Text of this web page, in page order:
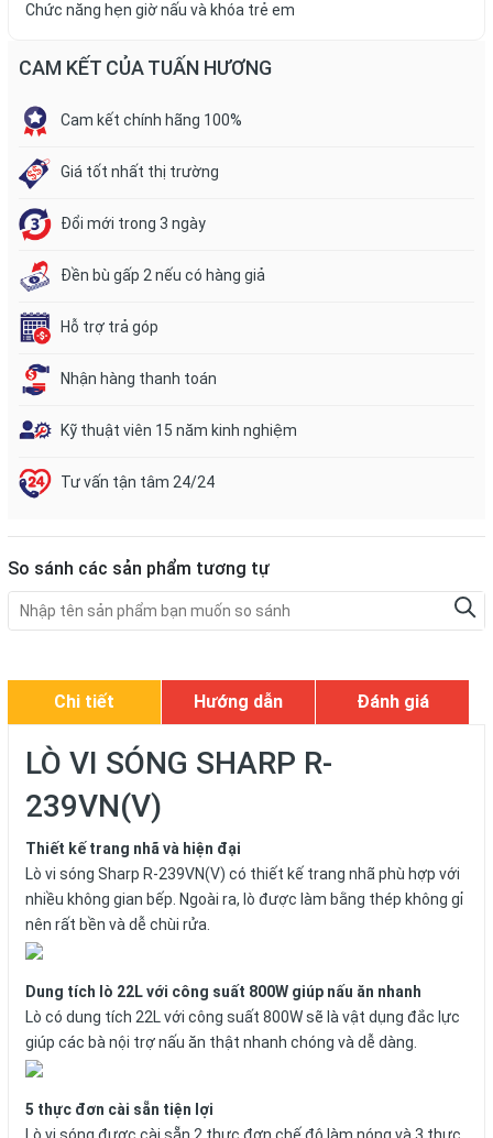
Chức năng hẹn giờ nấu và khóa trẻ em
CAM KẾT CỦA TUẤN HƯƠNG
Cam kết chính hãng 100%
Giá tốt nhất thị trường
Đổi mới trong 3 ngày
Đền bù gấp 2 nếu có hàng giả
Hỗ trợ trả góp
Nhận hàng thanh toán
Kỹ thuật viên 15 năm kinh nghiệm
Tư vấn tận tâm 24/24
So sánh các sản phẩm tương tự
Chi tiết Hướng dẫn Đánh giá
LÒ VI SÓNG SHARP R-
239VN(V)
Thiết kế trang nhã và hiện đại
Lò vi sóng Sharp R-239VN(V) có thiết kế trang nhã phù hợp với
nhiều không gian bếp. Ngoài ra, lò được làm bằng thép không gỉ
nên rất bền và dễ chùi rửa.
Dung tích lò 22L với công suất 800W giúp nấu ăn nhanh
Lò có dung tích 22L với công suất 800W sẽ là vật dụng đắc lực
giúp các bà nội trợ nấu ăn thật nhanh chóng và dễ dàng.
5 thực đơn cài sẵn tiện lợi